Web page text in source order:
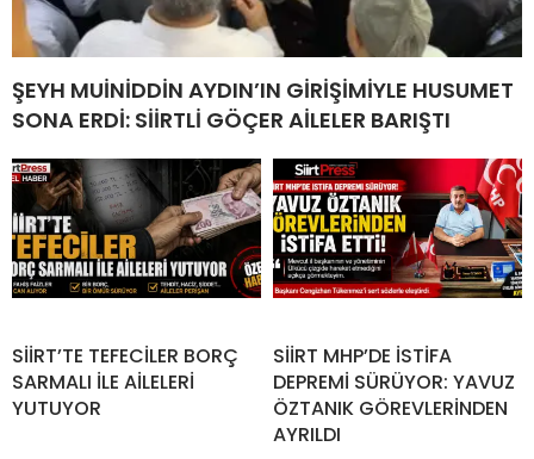
ŞEYH MUİNİDDİN AYDIN’IN GİRİŞİMİYLE HUSUMET
SONA ERDİ: SİİRTLİ GÖÇER AİLELER BARIŞTI
SİİRT’TE TEFECİLER BORÇ
SARMALI İLE AİLELERİ
YUTUYOR
SİİRT MHP’DE İSTİFA
DEPREMİ SÜRÜYOR: YAVUZ
ÖZTANIK GÖREVLERİNDEN
AYRILDI